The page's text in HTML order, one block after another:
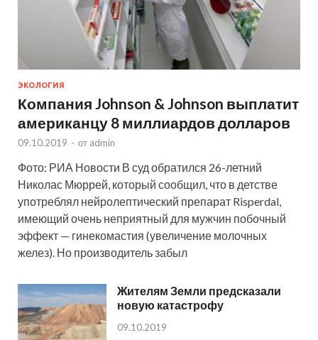
ЭКОЛОГИЯ
Компания Johnson & Johnson выплатит
американцу 8 миллиардов долларов
09.10.2019 - от admin
Фото: РИА Новости В суд обратился 26-летний
Николас Мюррей, который сообщил, что в детстве
употреблял нейролептический препарат Risperdal,
имеющий очень неприятный для мужчин побочный
эффект — гинекомастия (увеличение молочных
желез). Но производитель забыл
Жителям Земли предсказали
новую катастрофу
09.10.2019